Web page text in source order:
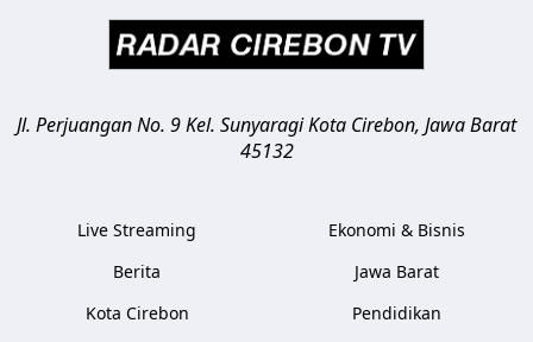
Jl. Perjuangan No. 9 Kel. SunyaragiKota Cirebon, Jawa Barat
45132
Live Streaming
Berita
Kota Cirebon
Ekonomi & Bisnis
Jawa Barat
Pendidikan